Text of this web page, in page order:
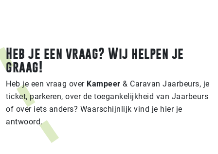
Heb je een vraag? Wij helpen je
graag!
Heb je een vraag over Kampeer & Caravan Jaarbeurs, je
ticket, parkeren, over de toegankelijkheid van Jaarbeurs
of over iets anders? Waarschijnlijk vind je hier je
antwoord.